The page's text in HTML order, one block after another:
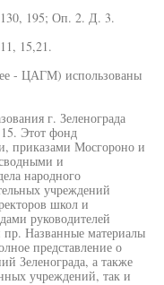
195; Оп. 2. Д. 3.
15,21.
- ЦАГМ) использованы
г. Зеленограда
Этот фонд
приказами Мосгороно и
и
народного
учреждений
школ и
руководителей
Названные материалы
представление о
Зеленограда, а также
учреждений, так и